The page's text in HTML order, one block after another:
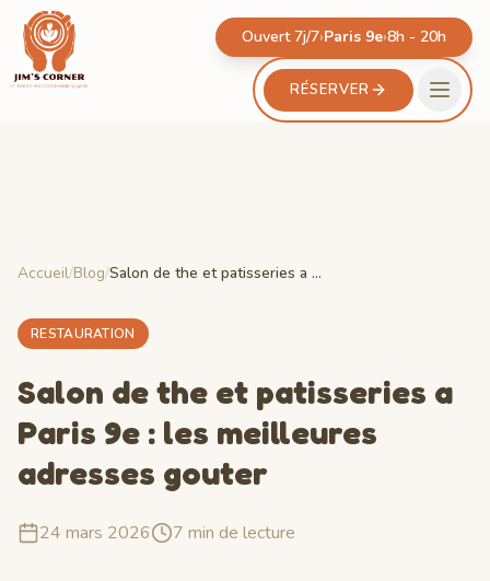
Ouvert 7j/7›Paris 9e›8h - 20h
RÉSERVER
Accueil/Blog/ Salon de the et patisseries a Paris 9e : les meilleures adresses gouter
RESTAURATION
Salon de the et patisseries a
Paris 9e : les meilleures
adresses gouter
24 mars 2026 7 min de lecture